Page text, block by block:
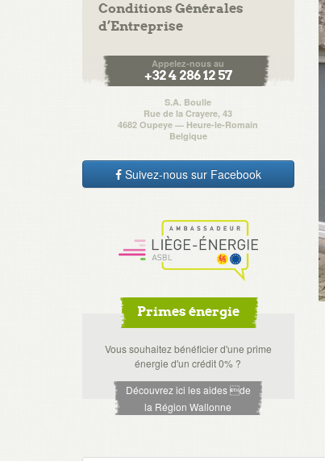
Conditions Générales
d’Entreprise
Appelez-nous au
+32 4 286 12 57
S.A. Boulle
Rue de la Crayere, 43
4682 Oupeye — Heure-le-Romain
Belgique
Suivez-nous sur Facebook
Primes énergie
Vous souhaitez bénéficier d'une prime
énergie d'un crédit 0% ?
Découvrez ici les aides de
la Région Wallonne